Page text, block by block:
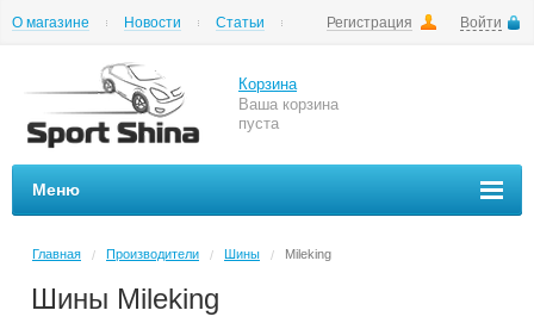
Регистрация Войти
О магазине Новости
Статьи
Корзина
Ваша корзина
пуста
Меню
Главная / Производители / Шины / Mileking
Шины Mileking